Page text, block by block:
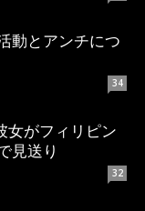
動とアンチにつ
34
女がフィリピン
見送り
32